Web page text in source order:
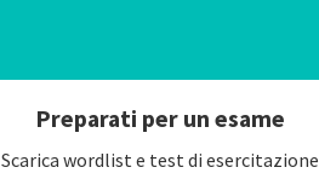
Preparati per un esame
Scarica wordlist e test di esercitazione